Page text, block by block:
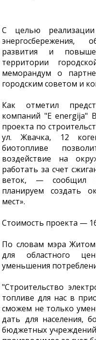
С целью реализации
энергосбережения,
развития и
территории
меморандум о
городским советом и
Как отметил
компаний "E energija"
проекта по
ул. Жвачка, 12
биотопливе
воздействие на
работать за счет
веток, — сообщил
планируем создать
мест».
Стоимость проекта —
По словам мэра
для областного
уменьшения
"Строительство
топливе для нас в
сможем не только
дать для населения,
бюджетных